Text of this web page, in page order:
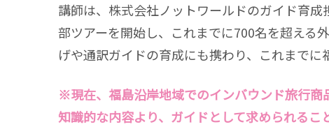
講師は、株式会社ノットワールドのガイド育
部ツアーを開始し、これまでに700名を超える
げや通訳ガイドの育成にも携わり、これまでに
※現在、福島沿岸地域でのインバウンド旅行商
知識的な内容より、ガイドとして求められる